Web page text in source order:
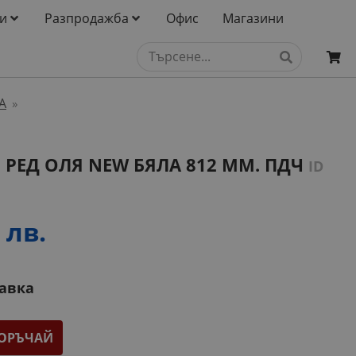
Разпродажба Офис Магазини
»
ОЛЯ NEW БЯЛА 812 ММ. ПДЧ ID
лв.